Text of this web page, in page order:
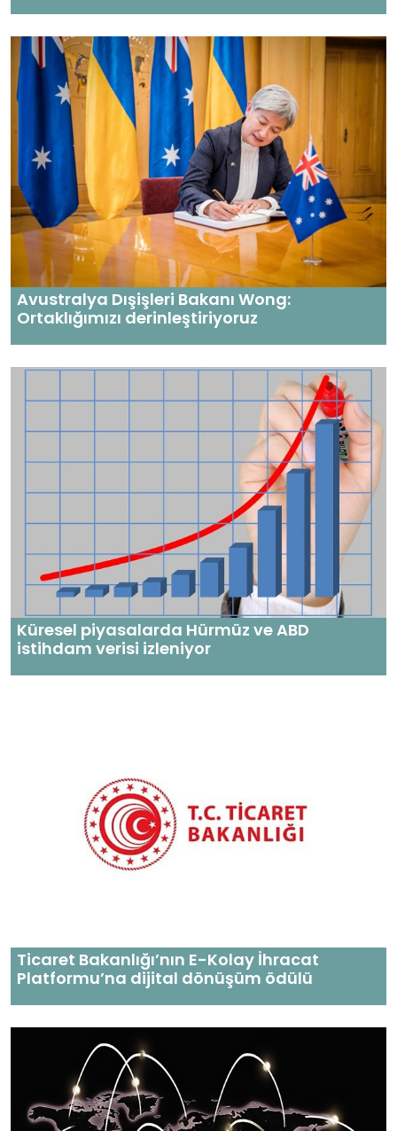
Avustralya Dışişleri Bakanı Wong:
Ortaklığımızı derinleştiriyoruz
Küresel piyasalarda Hürmüz ve ABD
istihdam verisi izleniyor
Ticaret Bakanlığı’nın E-Kolay İhracat
Platformu’na dijital dönüşüm ödülü